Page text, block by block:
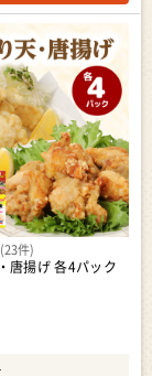
唐揚げ 各4パック
(23件)